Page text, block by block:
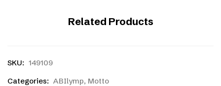
Related Products
SKU: 149109
Categories: ABIlymp, Motto